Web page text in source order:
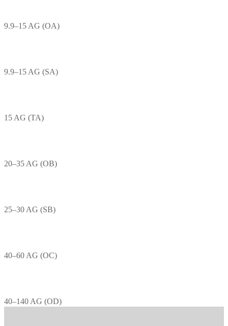
9.9–15 AG (OA)
9.9–15 AG (SA)
15 AG (TA)
20–35 AG (OB)
25–30 AG (SB)
40–60 AG (OC)
40–140 AG (OD)